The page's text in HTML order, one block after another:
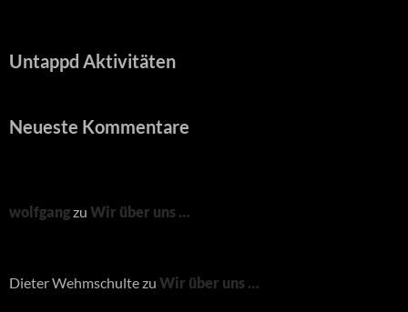
Untappd Aktivitäten
Neueste Kommentare
wolfgangzu Wir über uns …
Dieter Wehmschultezu Wir über uns …